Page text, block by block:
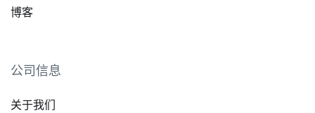
博客
公司信息
关于我们